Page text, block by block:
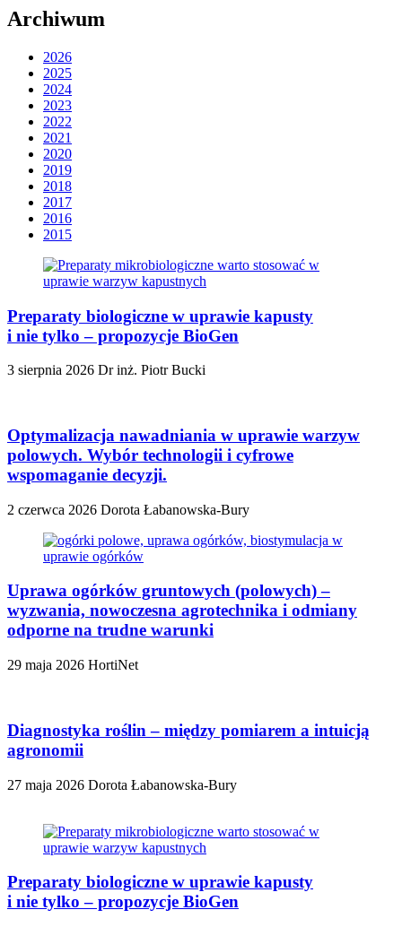
Archiwum
2026
2025
2024
2023
2022
2021
2020
2019
2018
2017
2016
2015
Preparaty biologiczne w uprawie kapusty
i nie tylko – propozycje BioGen
3 sierpnia 2026 Dr inż. Piotr Bucki
Optymalizacja nawadniania w uprawie warzyw
polowych. Wybór technologii i cyfrowe
wspomaganie decyzji.
2 czerwca 2026 Dorota Łabanowska-Bury
Uprawa ogórków gruntowych (polowych) –
wyzwania, nowoczesna agrotechnika i odmiany
odporne na trudne warunki
29 maja 2026 HortiNet
Diagnostyka roślin – między pomiarem a intuicją
agronomii
27 maja 2026 Dorota Łabanowska-Bury
Preparaty biologiczne w uprawie kapusty
i nie tylko – propozycje BioGen